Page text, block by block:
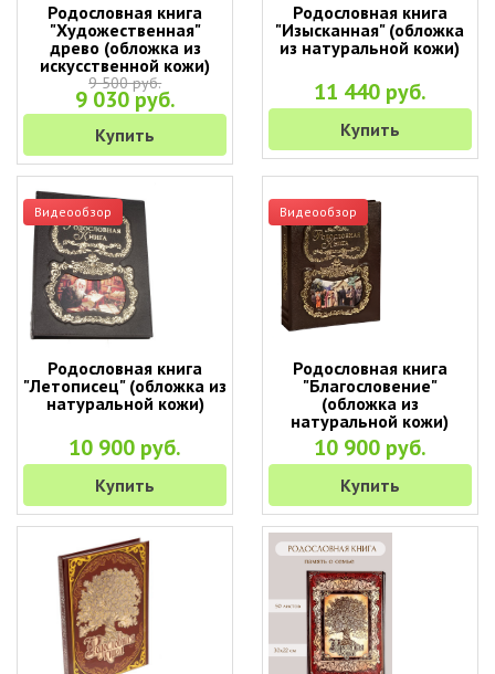
Родословная книга
"Художественная"
древо (обложка из
искусственной кожи)
9 500 руб.
9 030 руб.
Купить
Родословная книга
"Изысканная" (обложка
из натуральной кожи)
11 440 руб.
Купить
Видеообзор
Родословная книга
"Летописец" (обложка из
натуральной кожи)
10 900 руб.
Купить
Видеообзор
Родословная книга
"Благословение"
(обложка из
натуральной кожи)
10 900 руб.
Купить